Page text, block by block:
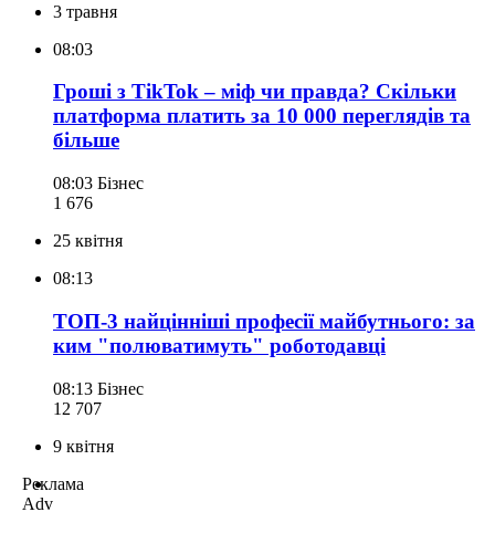
3 травня
08:03
Гроші з TikTok – міф чи правда? Скільки
платформа платить за 10 000 переглядів та
більше
08:03 Бізнес
1 676
25 квітня
08:13
ТОП-3 найцінніші професії майбутнього: за
ким "полюватимуть" роботодавці
08:13 Бізнес
12 707
9 квітня
Реклама
Adv